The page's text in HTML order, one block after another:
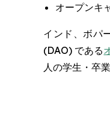
オープンキ
インド、ボパ
(DAO) である
人の学生・卒